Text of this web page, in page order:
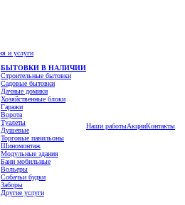
и услуги
БЫТОВКИ В НАЛИЧИИ
Строительные бытовки
Садовые бытовки
Дачные домики
Хозяйственные блоки
Гаражи
Ворота
Туалеты
Душевые
Торговые павильоны
Шиномонтаж
Модульные здания
Бани мобильные
Вольеры
Собачьи будки
Заборы
Другие услуги
Наши работыАкцииКонтакты